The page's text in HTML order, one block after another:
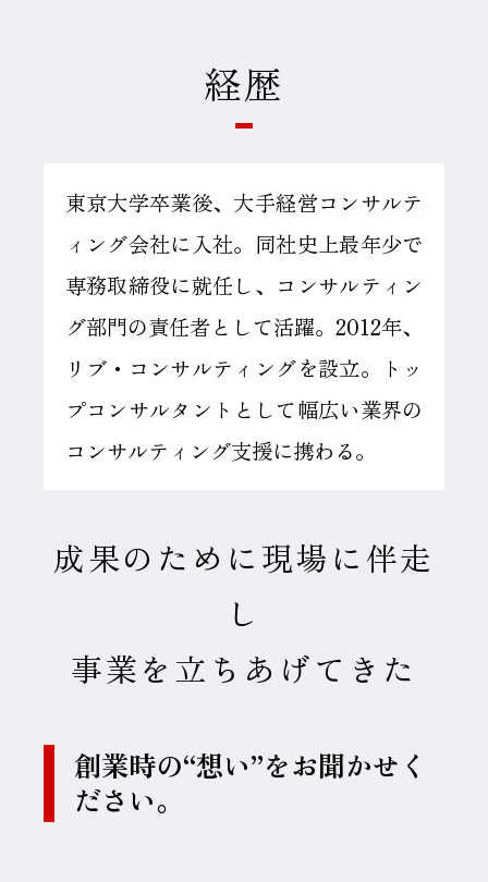
経歴
東京大学卒業後、大手経営コンサルテ
ィング会社に入社。同社史上最年少で
専務取締役に就任し、コンサルティン
グ部門の責任者として活躍。2012年、
リブ・コンサルティングを設立。トッ
プコンサルタントとして幅広い業界の
コンサルティング支援に携わる。
成果のために現場に伴走
し
事業を立ちあげてきた
創業時の“想い”をお聞かせく
ださい。